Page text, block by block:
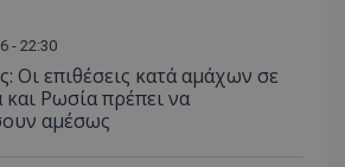
- 22:30
Οι επιθέσεις κατά αμάχων σε
Ρωσία πρέπει να
αμέσως